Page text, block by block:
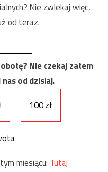
Nie zwlekaj więc,
od teraz.
Nie czekaj zatem
od dzisiaj.
100 zł
miesiącu: Tutaj